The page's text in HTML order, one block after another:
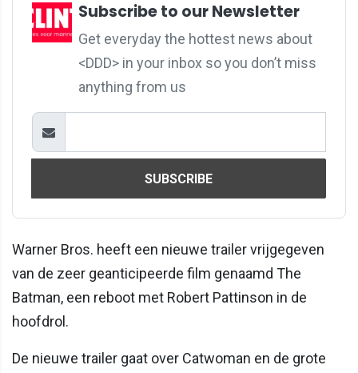
Subscribe to our Newsletter
Get everyday the hottest news about
<DDD> in your inbox so you don’t miss
anything from us
SUBSCRIBE
Warner Bros. heeft een nieuwe trailer vrijgegeven
van de zeer geanticipeerde film genaamd The
Batman, een reboot met Robert Pattinson in de
hoofdrol.
De nieuwe trailer gaat over Catwoman en de grote